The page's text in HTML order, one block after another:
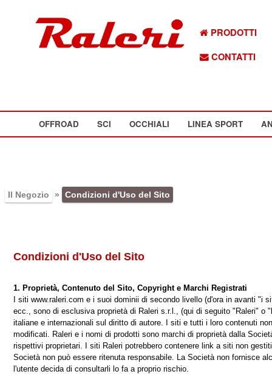
PRODOTTI
CONTATTI
OFFROAD SCI OCCHIALI LINEA SPORT
Il Negozio » Condizioni d'Uso del Sito
Condizioni d'Uso del Sito
1. Proprietà, Contenuto del Sito, Copyright e Marchi Registrati
I siti www.raleri.com e i suoi dominii di secondo livello (d'ora in avanti
ecc., sono di esclusiva proprietà di Raleri s.r.l., (qui di seguito "Raleri"
italiane e internazionali sul diritto di autore. I siti e tutti i loro contenuti
modificati. Raleri e i nomi di prodotti sono marchi di proprietà dalla
rispettivi proprietari. I siti Raleri potrebbero contenere link a siti non
Società non può essere ritenuta responsabile. La Società non fornisce
l'utente decida di consultarli lo fa a proprio rischio.